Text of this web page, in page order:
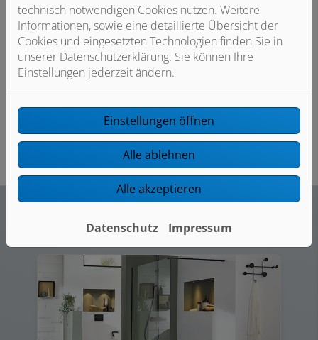
Mit wenig Aufwand gezielt
modernisieren
Sie müssen Ihr Bad nicht immer komplett sanieren, um
den Komfort deutlich zu erhöhen und das Design
aufzufrischen. Bereits mit kleinen Veränderungen und
gezielten Anpassungen können Sie eine große Wirkung
erzielen. Lassen Sie sich von uns beraten.
technisch notwendigen Cookies nutzen. Weitere
Informationen, sowie eine detaillierte Übersicht der
Cookies und eingesetzten Technologien finden Sie in
unserer Datenschutzerklärung. Sie können Ihre
Einstellungen jederzeit ändern.
Einstellungen öffnen
Alle ablehnen
Alle akzeptieren
Datenschutz Impressum